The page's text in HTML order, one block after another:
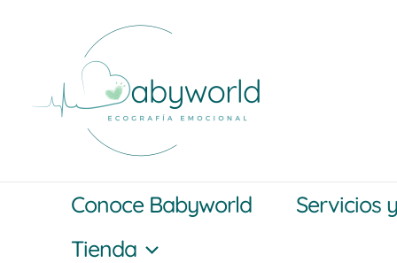
contenido
Conoce Babyworld Servicios
Tienda